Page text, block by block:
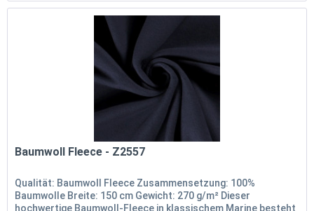
Baumwoll Fleece - Z2557
Qualität: Baumwoll Fleece Zusammensetzung: 100%
Baumwolle Breite: 150 cm Gewicht: 270 g/m² Dieser
hochwertige Baumwoll-Fleece in klassischem Marine besteht